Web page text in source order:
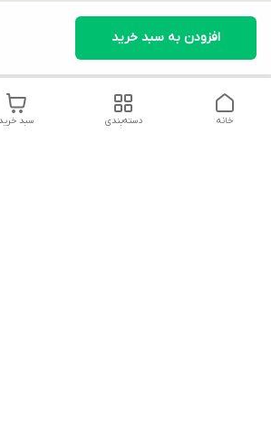
افزودن به سبد خرید
سبد دسته‌بندی خانه